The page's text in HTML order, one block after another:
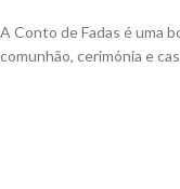
A Conto de Fadas é uma
comunhão, cerimónia e